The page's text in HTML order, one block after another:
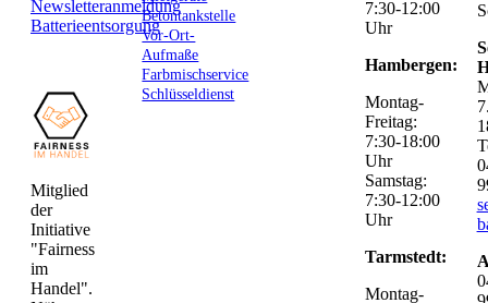
Newsletteranmeldung
Batterieentsorgung
Mitglied
der
Initiative
"Fairness
im
Handel".
Betontankstelle
Vor-Ort-
Aufmaße
Farbmischservice
Schlüsseldienst
7:30-12:00
Uhr
Hambergen:
Montag-
Freitag:
7:30-18:00
Uhr
Samstag:
7:30-12:00
Uhr
Tarmstedt:
Montag-